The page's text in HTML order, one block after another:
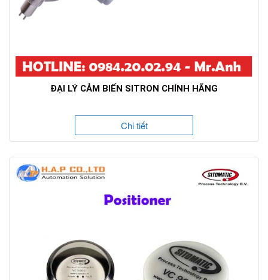
ĐẠI LÝ CẢM BIẾN SITRON CHÍNH HÃNG
Chi tiết